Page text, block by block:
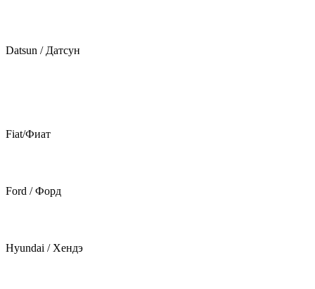
Datsun / Датсун
Fiat/Фиат
Ford / Форд
Hyundai / Хендэ